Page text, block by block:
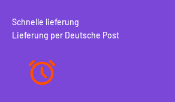
Schnelle lieferung
Lieferung per Deutsche Post